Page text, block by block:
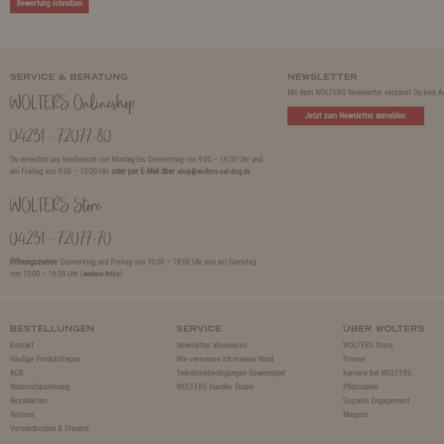
Bewertung schreiben
SERVICE & BERATUNG
WOLTERS Onlineshop
04231 - 72077-80
Du erreichst uns telefonisch von Montag bis Donnerstag von 9:00 – 16:00 Uhr und
am Freitag von 9:00 – 13:00 Uhr oder per E-Mail über shop@wolters-cat-dog.de
WOLTERS Store
04231 - 72077-70
Öffnungszeiten: Donnerstag und Freitag von 10:00 – 18:00 Uhr und am Samstag
von 10:00 – 16:00 Uhr (weitere Infos)
NEWSLETTER
Mit dem WOLTERS Newsletter verpasst Du kein
Jetzt zum Newsletter anmelden.
BESTELLUNGEN
Kontakt
Häufige Produktfragen
AGB
Widerrufsbelehrung
Bezahlarten
Retoure
Versandkosten & Steuern
SERVICE
Newsletter abonnieren
Wie vermesse ich meinen Hund
Teilnahmebedingungen Gewinnspiel
WOLTERS Händler finden
ÜBER WOLTERS
WOLTERS Store
Presse
Karriere bei WOLTERS
Philosophie
Soziales Engagement
Magazin